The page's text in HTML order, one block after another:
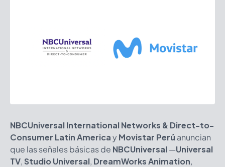
NBCUniversal International Networks & Direct-to-
Consumer Latin AmericayMovistar Perú anuncian
que las señales básicas de NBCUniversal—Universal
TV, Studio Universal, DreamWorks Animation,